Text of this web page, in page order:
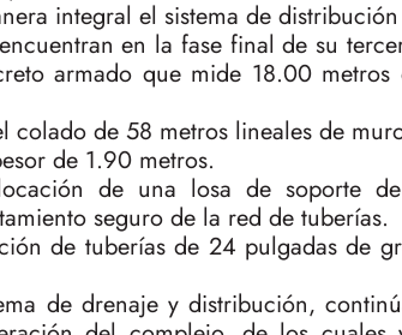
integral el sistema de
en la fase final de su
armado que mide 18.00
colado de 58 metros lineales de
de 1.90 metros.
de una losa de soporte
seguro de la red de tuberías.
de tuberías de 24 pulgadas de
de drenaje y distribución,